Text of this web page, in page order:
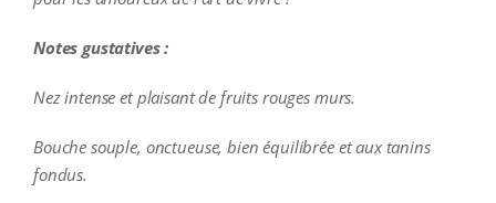
Notes gustatives :
Nez intense et plaisant de fruits rouges murs.
Bouche souple, onctueuse, bien équilibrée et aux tanins
fondus.